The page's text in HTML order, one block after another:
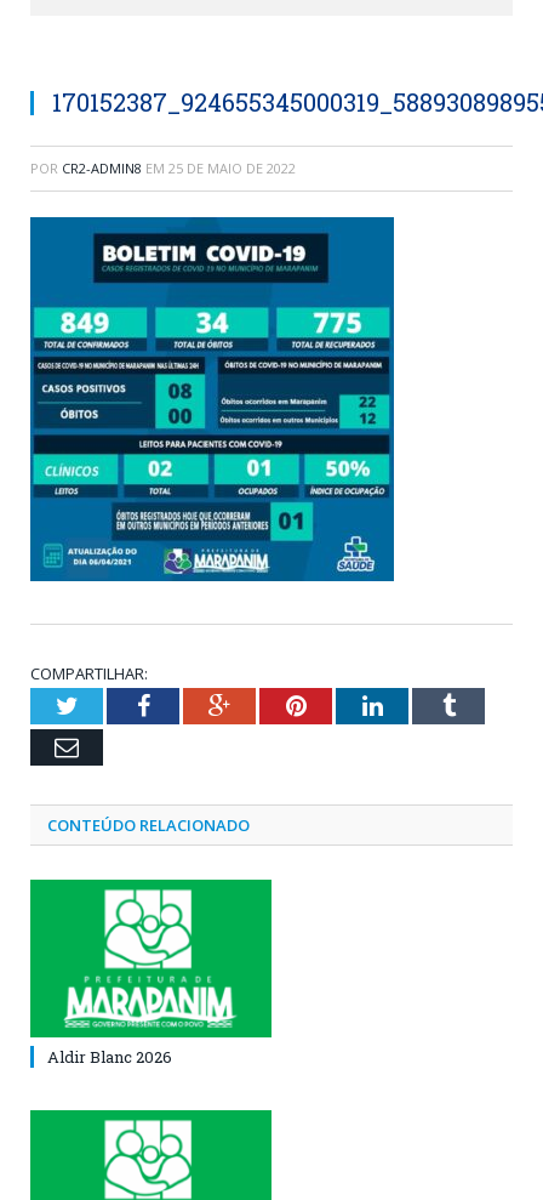
POR CR2-ADMIN8 EM 25 DE MAIO DE 2022
COMPARTILHAR:
TwitterFacebookGoogle+PinterestLinkedInTumblr
Email
CONTEÚDO RELACIONADO
Aldir Blanc 2026